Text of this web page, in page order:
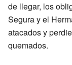
de llegar, los
Segura y el
atacados y
quemados.